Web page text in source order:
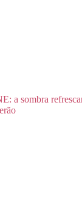
a sombra